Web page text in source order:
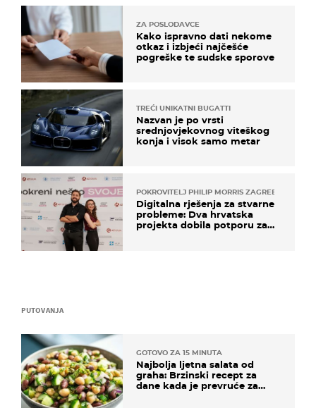
PUTOVANJA
GOTOVO ZA 15 MINUTA
Najbolja ljetna salata od
graha: Brzinski recept za
dane kada je prevruće za
ZA POSLODAVCE
Kako ispravno dati nekome
otkaz i izbjeći najčešće
pogreške te sudske sporove
TREĆI UNIKATNI BUGATTI
Nazvan je po vrsti
srednjovjekovnog viteškog
konja i visok samo metar
POKROVITELJ PHILIP MORRIS ZAGREB
Digitalna rješenja za stvarne
probleme: Dva hrvatska
projekta dobila potporu za